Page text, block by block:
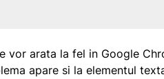
vor arata la fel in Google
apare si la elementul